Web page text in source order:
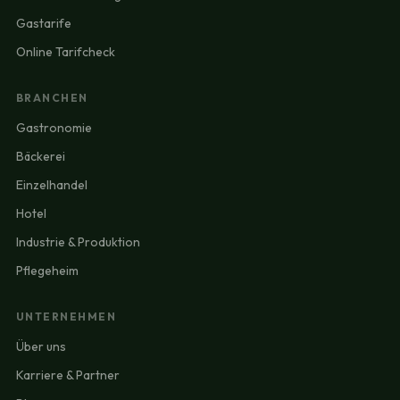
Gastarife
Online Tarifcheck
BRANCHEN
Gastronomie
Bäckerei
Einzelhandel
Hotel
Industrie & Produktion
Pflegeheim
UNTERNEHMEN
Über uns
Karriere & Partner